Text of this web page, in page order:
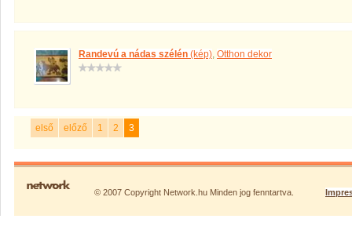
Randevú a nádas szélén (kép), Otthon dekor
első előző 1 2 3
© 2007 Copyright Network.hu Minden jog fenntartva.